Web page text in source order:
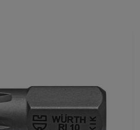
artículo) 17.600 g